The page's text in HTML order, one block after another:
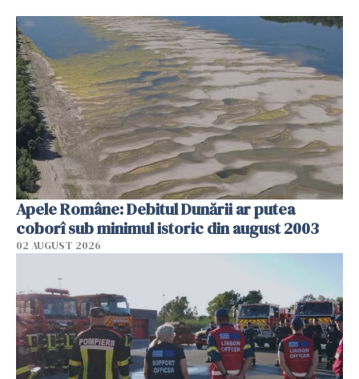
Apele Române: Debitul Dunării ar putea
coborî sub minimul istoric din august 2003
02 AUGUST 2026